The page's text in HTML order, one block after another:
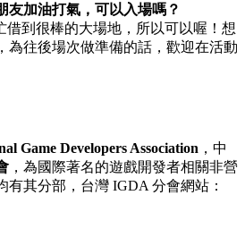
友加油打氣，可以入場嗎？
借到很棒的大場地，所以可以喔！想
為往後場次做準備的話，歡迎在活動
Game Developers Association ，中
，為國際著名的遊戲開發者相關非營
有其分部，台灣 IGDA 分會網站：